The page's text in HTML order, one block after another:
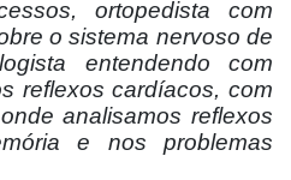
ortopedista com
o sistema nervoso de
entendendo com
reflexos cardíacos, com
analisamos reflexos
e nos problemas